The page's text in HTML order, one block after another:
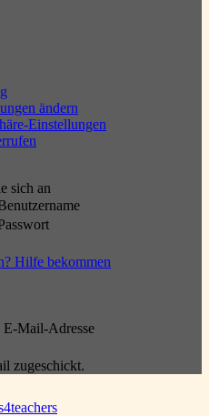
ändern
Einstellungen
sich an
Hilfe bekommen
E-Mail-Adresse
zugeschickt.